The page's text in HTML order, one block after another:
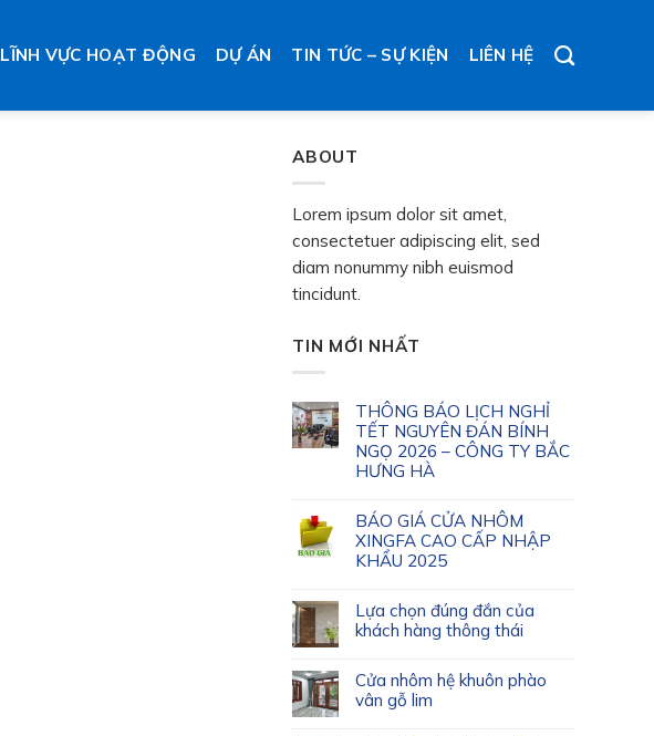
LĨNH VỰC HOẠT ĐỘNG DỰ ÁN TIN TỨC – SỰ KIỆN LIÊN HỆ
ABOUT
Lorem ipsum dolor sit amet,
consectetuer adipiscing elit, sed
diam nonummy nibh euismod
tincidunt.
TIN MỚI NHẤT
THÔNG BÁO LỊCH NGHỈ
TẾT NGUYÊN ĐÁN BÍNH
NGỌ 2026 – CÔNG TY BẮC
HƯNG HÀ
BÁO GIÁ CỬA NHÔM
XINGFA CAO CẤP NHẬP
KHẨU 2025
Lựa chọn đúng đắn của
khách hàng thông thái
Cửa nhôm hệ khuôn phào
vân gỗ lim